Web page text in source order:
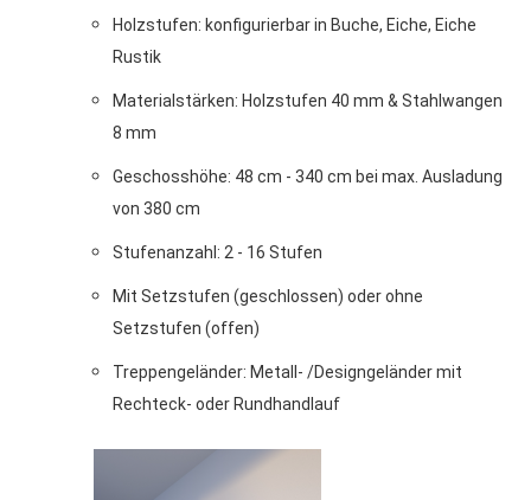
Holzstufen: konfigurierbar in Buche, Eiche, Eiche
Rustik
Materialstärken: Holzstufen 40 mm & Stahlwangen
8 mm
Geschosshöhe: 48 cm - 340 cm bei max. Ausladung
von 380 cm
Stufenanzahl: 2 - 16 Stufen
Mit Setzstufen (geschlossen) oder ohne
Setzstufen (offen)
Treppengeländer: Metall- /Designgeländer mit
Rechteck- oder Rundhandlauf